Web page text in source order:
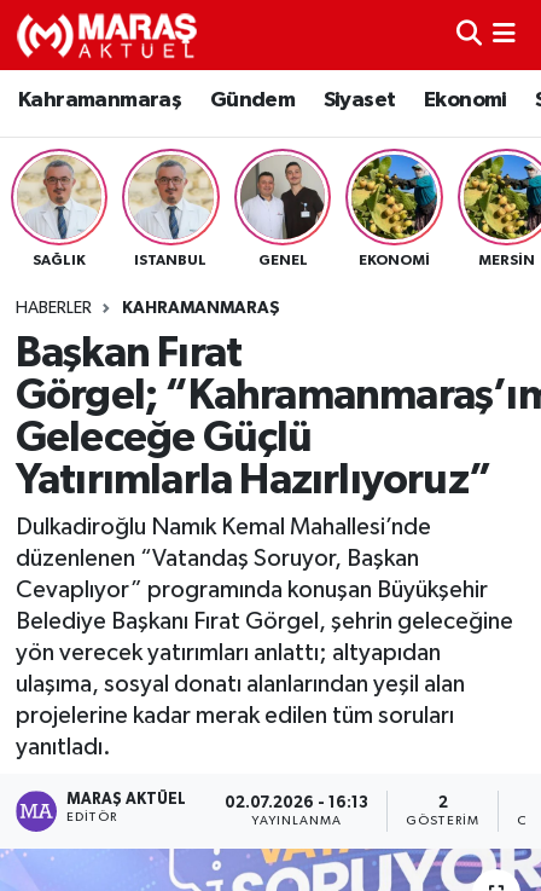
Kahramanmaraş Gündem Siyaset Ekonomi
SAĞLIK ISTANBUL GENEL EKONOMI MERSIN
HABERLER KAHRAMANMARAŞ
Başkan Fırat
Görgel;
Geleceğe Güçlü
Yatırımlarla Hazırlıyoruz”
Dulkadiroğlu Namık Kemal Mahallesi’nde
düzenlenen “Vatandaş Soruyor, Başkan
Cevaplıyor” programında konuşan Büyükşehir
Belediye Başkanı Fırat Görgel, şehrin geleceğine
yön verecek yatırımları anlattı; altyapıdan
ulaşıma, sosyal donatı alanlarından yeşil alan
projelerine kadar merak edilen tüm soruları
yanıtladı.
MARAŞ AKTÜEL
EDITÖR
02.07.2026 - 16:13
YAYINLANMA
2
GÖSTERIM
Kahramanmaraş
Gündem
Siyaset
Spor
Sağlık
Teknoloji
Eğitim
Dünya
Kültür Sanat
Nöbetçi Eczaneler
Hava Durumu
Namaz Vakitleri
TFF 3.Lig 4.Grup Puan Durumu ve Fikstür
Tüm Manşetler
Son Dakika Haberleri
Haber Arşivi